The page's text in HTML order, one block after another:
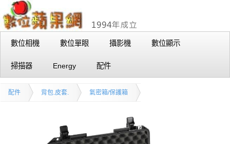
數位相機 數位單眼 攝影機 數位顯示
掃描器 Energy 配件
配件 背包.皮套. 氣密箱/保護箱